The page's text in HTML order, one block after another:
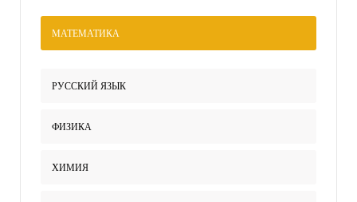
МАТЕМАТИКА
РУССКИЙ ЯЗЫК
ФИЗИКА
ХИМИЯ